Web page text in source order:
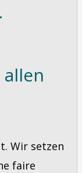
Wir setzen
faire